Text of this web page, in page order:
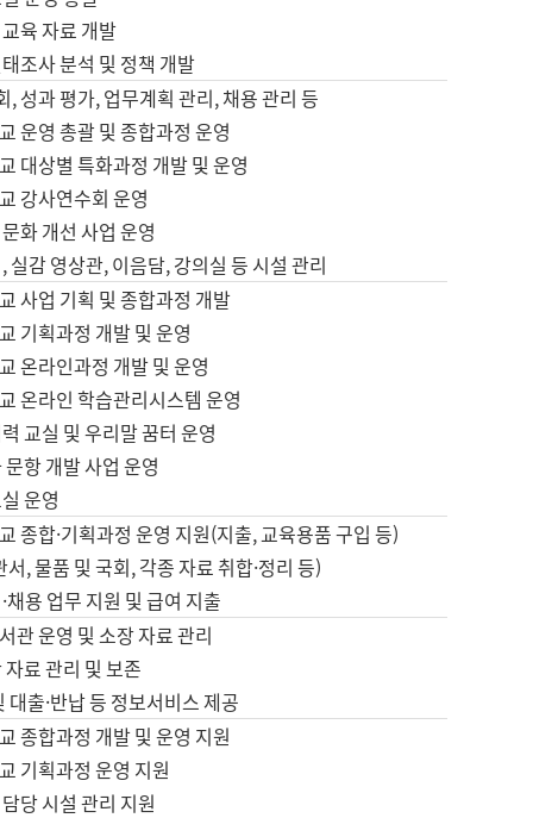
육 자료 개발
조사 분석 및 정책 개발
, 성과 평가, 업무계획 관리, 채용 관리 등
운영 총괄 및 종합과정 운영
대상별 특화과정 개발 및 운영
강사연수회 운영
화 개선 사업 운영
실감 영상관, 이음담, 강의실 등 시설 관리
사업 기획 및 종합과정 개발
기획과정 개발 및 운영
온라인과정 개발 및 운영
온라인 학습관리시스템 운영
교실 및 우리말 꿈터 운영
항 개발 사업 운영
운영
종합·기획과정 운영 지원(지출, 교육용품 구입 등)
, 물품 및 국회, 각종 자료 취합·정리 등)
채용 업무 지원 및 급여 지출
관 운영 및 소장 자료 관리
료 관리 및 보존
대출·반납 등 정보서비스 제공
종합과정 개발 및 운영 지원
기획과정 운영 지원
당 시설 관리 지원